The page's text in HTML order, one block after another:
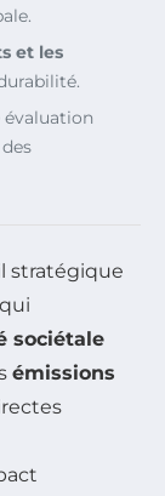
et les
stratégique
sociétale
émissions